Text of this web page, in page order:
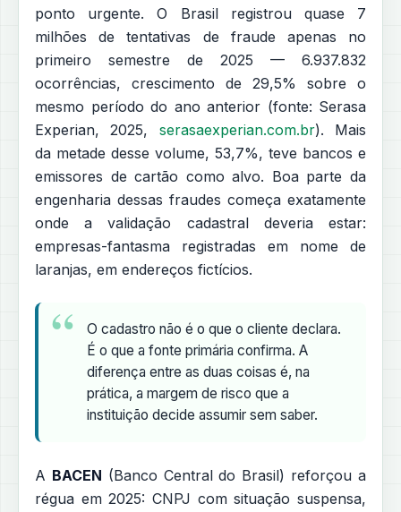
ponto urgente. O Brasil registrou quase 7
milhões de tentativas de fraude apenas no
primeiro semestre de 2025 — 6.937.832
ocorrências, crescimento de 29,5% sobre o
mesmo período do ano anterior (fonte: Serasa
Experian, 2025, serasaexperian.com.br). Mais
da metade desse volume, 53,7%, teve bancos e
emissores de cartão como alvo. Boa parte da
engenharia dessas fraudes começa exatamente
onde a validação cadastral deveria estar:
empresas-fantasma registradas em nome de
laranjas, em endereços fictícios.
O cadastro não é o que o cliente declara.
É o que a fonte primária confirma. A
diferença entre as duas coisas é, na
prática, a margem de risco que a
instituição decide assumir sem saber.
A BACEN (Banco Central do Brasil) reforçou a
régua em 2025: CNPJ com situação suspensa,